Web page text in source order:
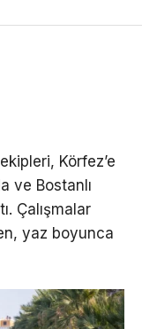
Körfez’e
ve Bostanlı
Çalışmalar
yaz boyunca